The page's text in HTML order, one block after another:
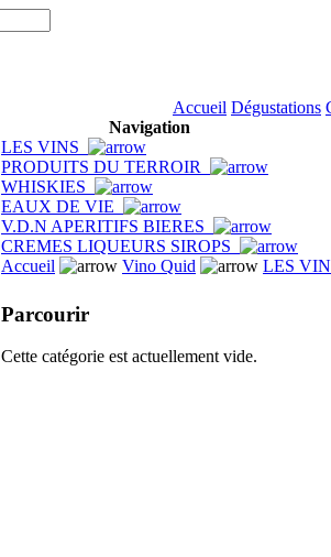
Accueil Dégustations
Navigation
LES VINS
PRODUITS DU TERROIR
WHISKIES
EAUX DE VIE
V.D.N APERITIFS BIERES
CREMES LIQUEURS SIROPS
Accueil
Vino Quid LES
Parcourir
Cette catégorie est actuellement vide.